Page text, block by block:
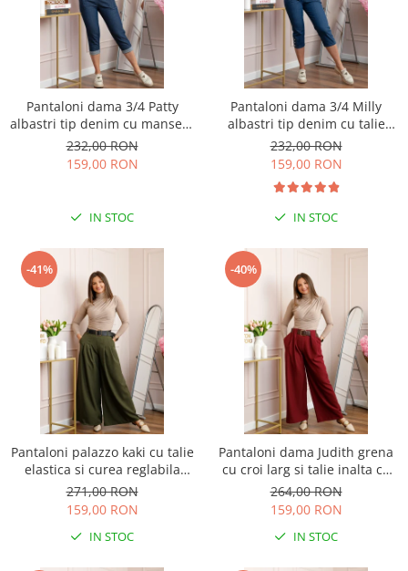
Pantaloni dama 3/4 Patty
albastri tip denim cu manseta
reglabila si talie elastica
232,00 RON
159,00 RON
IN STOC
Pantaloni dama 3/4 Milly
albastri tip denim cu talie
elastica si buzunare
232,00 RON
159,00 RON
IN STOC
-41%
Pantaloni palazzo kaki cu talie
elastica si curea reglabila
Savannah
271,00 RON
159,00 RON
IN STOC
-40%
Pantaloni dama Judith grena
cu croi larg si talie inalta cu
curea
264,00 RON
159,00 RON
IN STOC